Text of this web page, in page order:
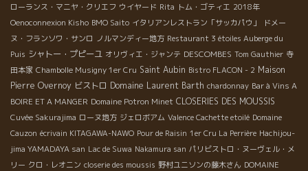
ローランス・マニヤ・クリエフ ウイヤード Rita トム・ゴティエ 2018年
Oenoconnexion Kisho BMO Saito イタリアンレストラン「サッカパウ」
ドメー
ヌ・フランソワ・サンロ ノルマンディー地方 Restaurant 3 étoiles Auberge du
Puis シャトー・プピーユ オリヴィエ・ジャンテ DESCOMBES Tom Gauthier 寺
田本家 Chambolle Musigny 1er Cru Saint Aubin Bistro FLACON - 2 Maison
Pierre Overnoy ビストロ Domaine Laurent Barth chardonnay Bar à Vins A
BOIRE ET A MANGER Domaine Potron Minet CLOSERIES DES MOUSSIS
Cuvée Sakurajima ローヌ地方 ジェロボアム Valence Cachette etoilé Domaine
Cauzon écrivain KITAGAWA-NAWO Pour de Raisin 1er Cru La Perrière Hachijou-
jima YAMADAYA san Lac de Suwa Nakamura san パリビストロ・ヌーヴェル・メ
リー クロ・レオニン closerie des moussis 野村ユニソンの藤木さん DOMAINE